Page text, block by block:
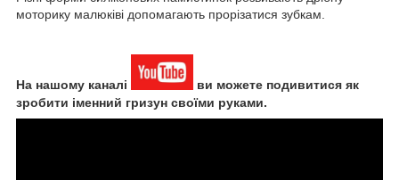
моторику малюківі допомагають прорізатися зубкам.
На нашому каналі
ви можете подивитися як
зробити іменний гризун своїми руками.